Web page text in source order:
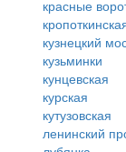
красные
кузнецкий
кузьминки
кунцевская
курская
кутузовская
ленинский